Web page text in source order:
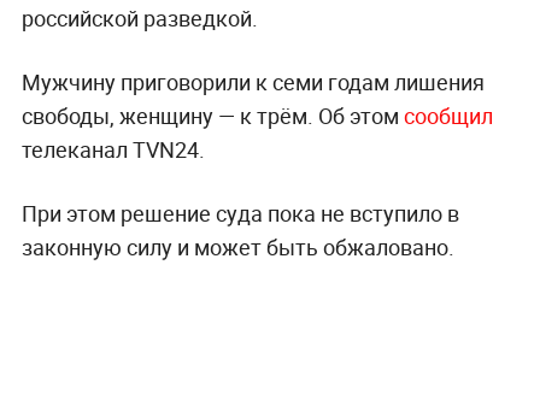
российской разведкой.
Мужчину приговорили к семи годам лишения
свободы, женщину — к трём. Об этом сообщил
телеканал TVN24.
При этом решение суда пока не вступило в
законную силу и может быть обжаловано.